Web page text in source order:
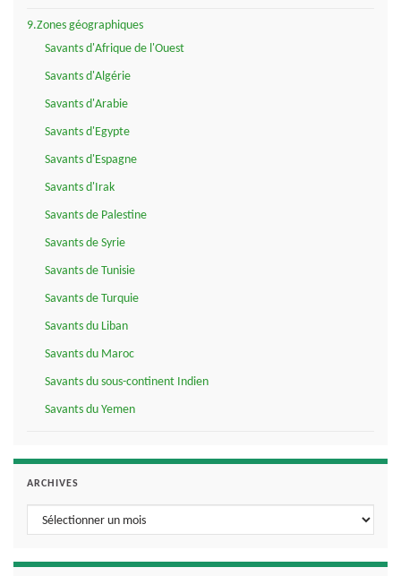
9.Zones géographiques
Savants d'Afrique de l'Ouest
Savants d'Algérie
Savants d'Arabie
Savants d'Egypte
Savants d'Espagne
Savants d'Irak
Savants de Palestine
Savants de Syrie
Savants de Tunisie
Savants de Turquie
Savants du Liban
Savants du Maroc
Savants du sous-continent Indien
Savants du Yemen
ARCHIVES
Archives